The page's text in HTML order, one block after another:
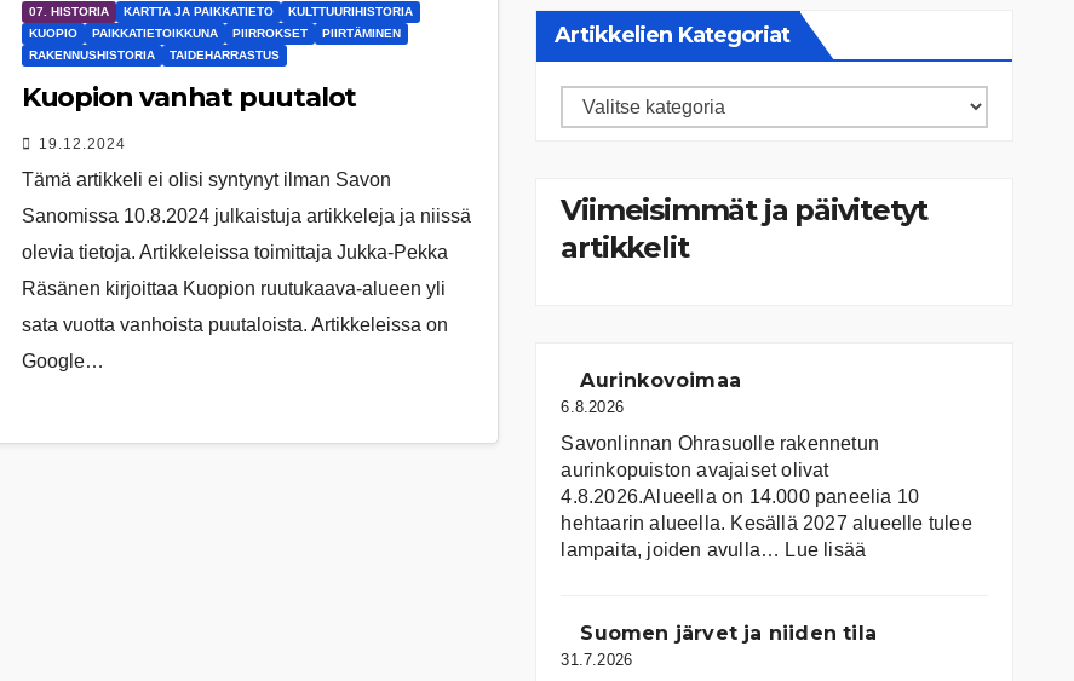
07. HISTORIA KARTTA JA PAIKKATIETO
KULTTUURIHISTORIA
KUOPIO
PAIKKATIETOIKKUNA PIIRROKSET
PIIRTÄMINEN
RAKENNUSHISTORIA
TAIDEHARRASTUS
Kuopion vanhat puutalot
19.12.2024
Tämä artikkeli ei olisi syntynyt ilman Savon
Sanomissa 10.8.2024 julkaistuja artikkeleja ja niissä
olevia tietoja. Artikkeleissa toimittaja Jukka-Pekka
Räsänen kirjoittaa Kuopion ruutukaava-alueen yli
sata vuotta vanhoista puutaloista. Artikkeleissa on
Google…
Artikkelien Kategoriat
Artikkelien
Viimeisimmät ja päivitetyt
artikkelit
Aurinkovoimaa
6.8.2026
Savonlinnan Ohrasuolle rakennetun
aurinkopuiston avajaiset olivat
4.8.2026.Alueella on 14.000 paneelia 10
hehtaarin alueella. Kesällä 2027 alueelle tulee
lampaita, joiden avulla… Lue lisää
Suomen järvet ja niiden tila
31.7.2026